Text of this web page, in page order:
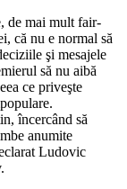
de mai mult fair-
că nu e normal să
şi mesajele
să nu aibă
ce priveşte
încercând să
anumite
Ludovic